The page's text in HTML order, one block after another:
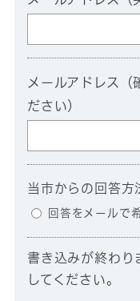
メールアドレス（
ださい）
当市からの回答方
回答をメールで
書き込みが終わり
してください。